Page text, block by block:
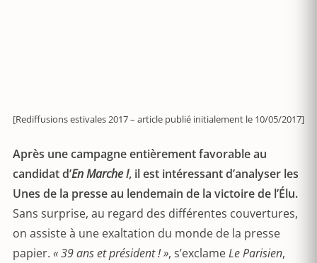
[Rediffusions estivales 2017 – article publié initialement le 10/05/2017]
Après une campagne entièrement favorable au
candidat d’En Marche !, il est intéressant d’analyser les
Unes de la presse au lendemain de la victoire de l’Élu.
Sans surprise, au regard des différentes couvertures,
on assiste à une exaltation du monde de la presse
papier. « 39 ans et président ! », s’exclameLe Parisien,